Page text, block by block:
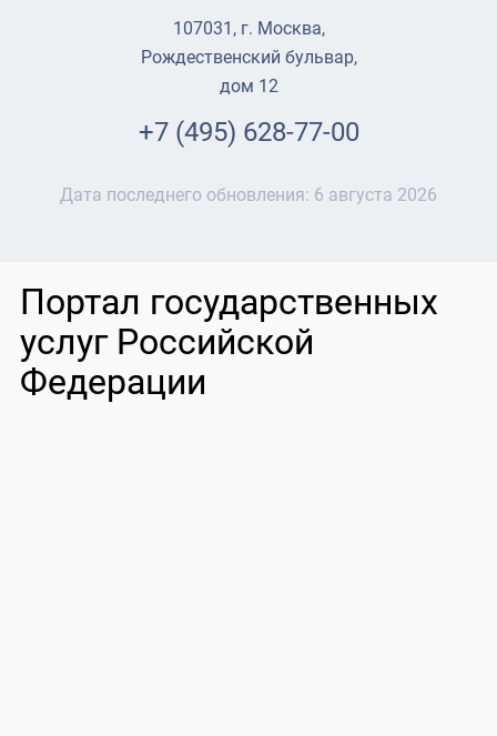
107031, г. Москва,
Рождественский бульвар,
дом 12
+7 (495) 628-77-00
Дата последнего обновления: 6 августа 2026
Портал государственных
услуг Российской
Федерации